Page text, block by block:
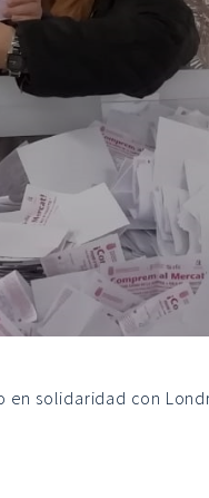
en solidaridad con